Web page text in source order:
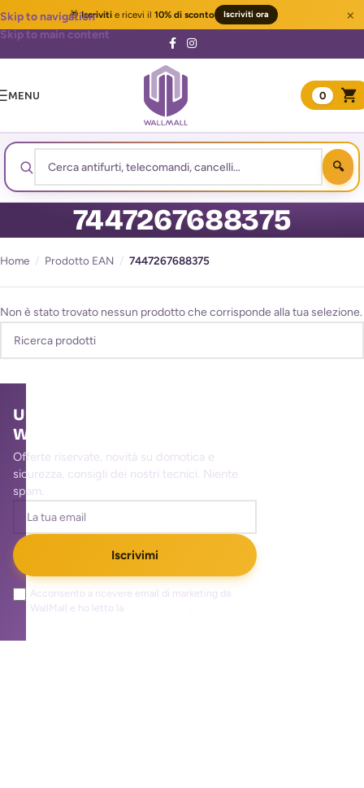
🎁Iscrivitie ricevi il 10% di sconto Iscriviti ora ×
Skip to navigation
Skip to main content
MENU 0
7447267688375
Home / Prodotto EAN / 7447267688375
Non è stato trovato nessun prodotto che corrisponde alla tua selezione.
Unisciti alla community
WallMall
Offerte riservate, novità su domotica e
sicurezza, consigli dei nostri tecnici. Niente
spam.
Iscrivimi
Acconsento a ricevere email di marketing da
WallMall e ho letto la
.